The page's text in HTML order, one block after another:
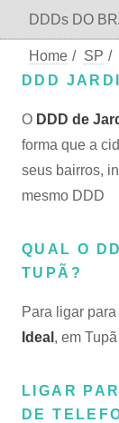
DDDs DO
Home / SP /
DDD
O DDD de
forma que a
seus bairros,
mesmo DDD
QUAL O
TUPÃ?
Para ligar
Ideal , em
LIGAR
DE